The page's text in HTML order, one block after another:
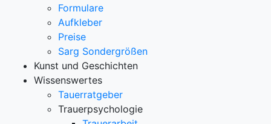
Formulare
Aufkleber
Preise
Sarg Sondergrößen
Kunst und Geschichten
Wissenswertes
Tauerratgeber
Trauerpsychologie